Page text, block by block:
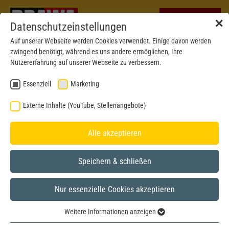
✕
Datenschutzeinstellungen
Auf unserer Webseite werden Cookies verwendet. Einige davon werden
zwingend benötigt, während es uns andere ermöglichen, Ihre
Nutzererfahrung auf unserer Webseite zu verbessern.
Essenziell Marketing
Externe Inhalte (YouTube, Stellenangebote)
Alle akzeptieren
Speichern & schließen
Nur essenzielle Cookies akzeptieren
Weitere Informationen anzeigen